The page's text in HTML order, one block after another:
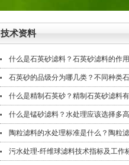
技术资料
什么是石英砂滤料？石英砂滤料的作
石英砂的品级分为哪几类？不同种类
什么是精制石英砂？精制石英砂滤料
什么是锰砂滤料？水处理应该选择多
陶粒滤料的水处理标准是什么？陶粒
污水处理-纤维球滤料技术指标及工作